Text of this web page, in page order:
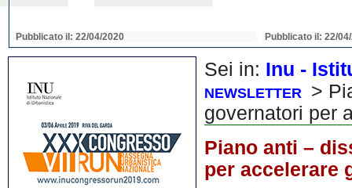
Pubblicato il: 22/04/2020 Pubblicato il: 22/
Sei in: Inu -
NEWSLETTER
>
governatori per
Piano anti –
per accelerare